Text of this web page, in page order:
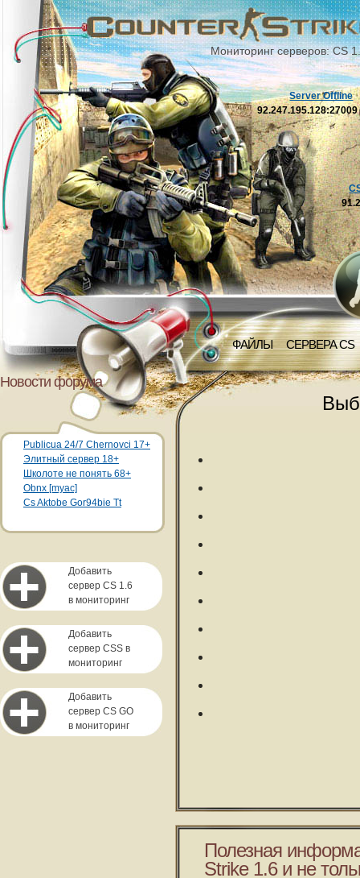
Мониторинг серверов: CS
ФАЙЛЫ СЕРВЕРА CS
Server Offline
92.247.195.128:27009
Новости форума
Publicua 24/7 Chernovci 17+
Элитный сервер 18+
Школоте не понять 68+
Obnx [myac]
Cs Aktobe Gor94bie Tt
Добавить
сервер CS 1.6
в мониторинг
Добавить
сервер CSS в
мониторинг
Добавить
сервер CS GO
в мониторинг
Полезная
Strike 1.6 и не